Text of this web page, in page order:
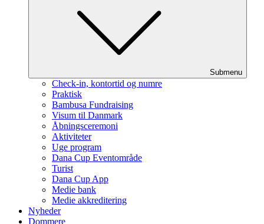
Submenu
Check-in, kontortid og numre
Praktisk
Bambusa Fundraising
Visum til Danmark
Åbningsceremoni
Aktiviteter
Uge program
Dana Cup Eventområde
Turist
Dana Cup App
Medie bank
Medie akkreditering
Nyheder
Dommere